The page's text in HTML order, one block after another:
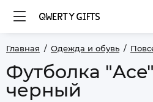
Главная Одежда и обувь
Футболка
черный